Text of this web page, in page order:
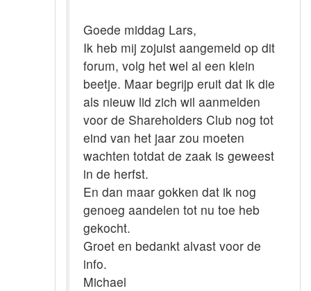
Goede middag Lars,
Ik heb mij zojuist aangemeld op dit
forum, volg het wel al een klein
beetje. Maar begrijp eruit dat ik die
als nieuw lid zich wil aanmelden
voor de Shareholders Club nog tot
eind van het jaar zou moeten
wachten totdat de zaak is geweest
in de herfst.
En dan maar gokken dat ik nog
genoeg aandelen tot nu toe heb
gekocht.
Groet en bedankt alvast voor de
info.
Michael